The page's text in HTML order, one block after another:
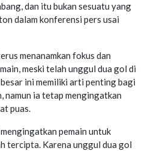
dan itu bukan sesuatu yang
dalam konferensi pers usai
menanamkan fokus dan
meski telah unggul dua gol di
ini memiliki arti penting bagi
namun ia tetap mengingatkan
puas.
pemain untuk
tercipta. Karena unggul dua gol